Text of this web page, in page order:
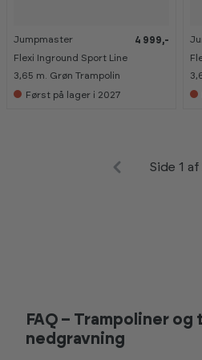
Jumpmaster
Flexi Inground Sport Line
3,65 m. Grøn Trampolin
4 999,-
Først på lager i 2027
Side 1 af
FAQ – Trampoliner og
nedgravning